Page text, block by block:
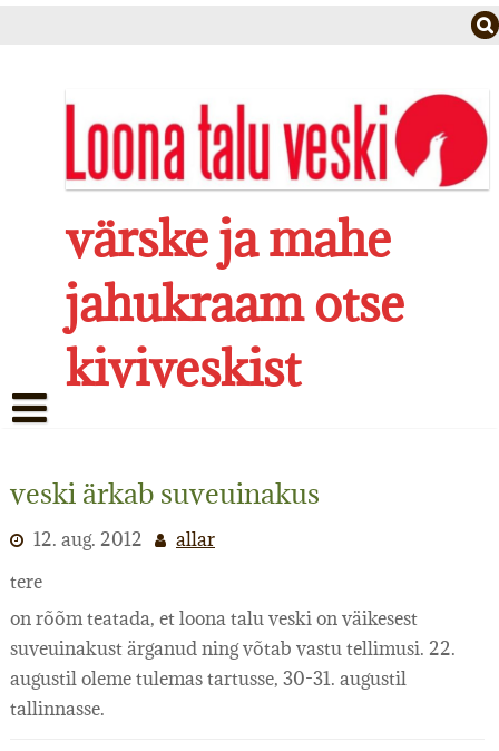
värske ja mahe
jahukraam otse
kiviveskist
TALU
JAHUD-HELBED
OTSEMÜÜK
MÜÜGIKOHAD
TERAVILJAST
veski ärkab suveuinakus
12. aug. 2012
allar
tere
on rõõm teatada, et loona talu veski on väikesest
suveuinakust ärganud ning võtab vastu tellimusi. 22.
augustil oleme tulemas tartusse, 30-31. augustil
tallinnasse.